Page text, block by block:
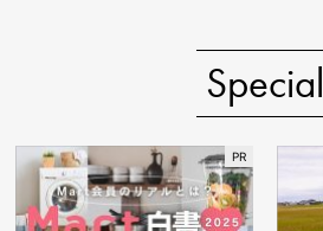
Special